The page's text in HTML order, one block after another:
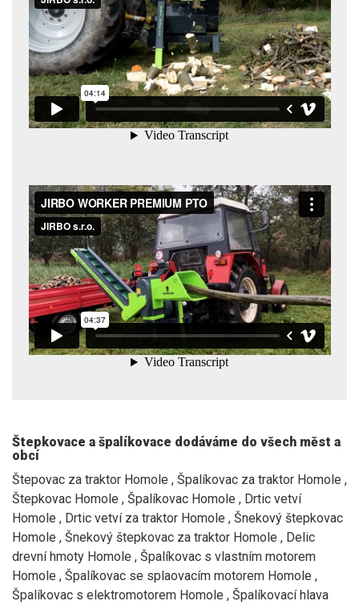
Štepkovace a špalíkovace dodáváme do všech měst a
obcí
Štepovac za traktor Homole , Špalíkovac za traktor Homole ,
Štepkovac Homole , Špalíkovac Homole , Drtic vetví
Homole , Drtic vetví za traktor Homole , Šnekový štepkovac
Homole , Šnekový štepkovac za traktor Homole , Delic
drevní hmoty Homole , Špalíkovac s vlastním motorem
Homole , Špalíkovac se splaovacím motorem Homole ,
Špalíkovac s elektromotorem Homole , Špalíkovací hlava